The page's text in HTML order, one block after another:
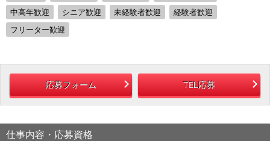
中高年歓迎
シニア歓迎 未経験者歓迎
経験者歓迎
フリーター歓迎
応募フォーム TEL応募
仕事内容・応募資格